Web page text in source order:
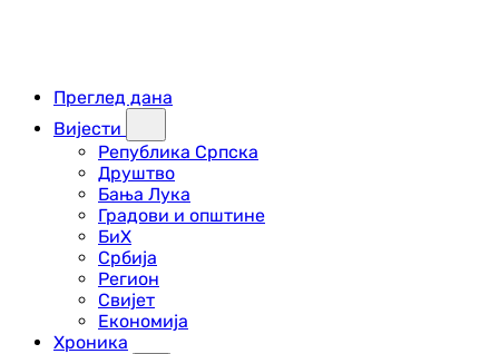
Преглед дана
Вијести
Република Српска
Друштво
Бања Лука
Градови и општине
БиХ
Србија
Регион
Свијет
Економија
Хроника